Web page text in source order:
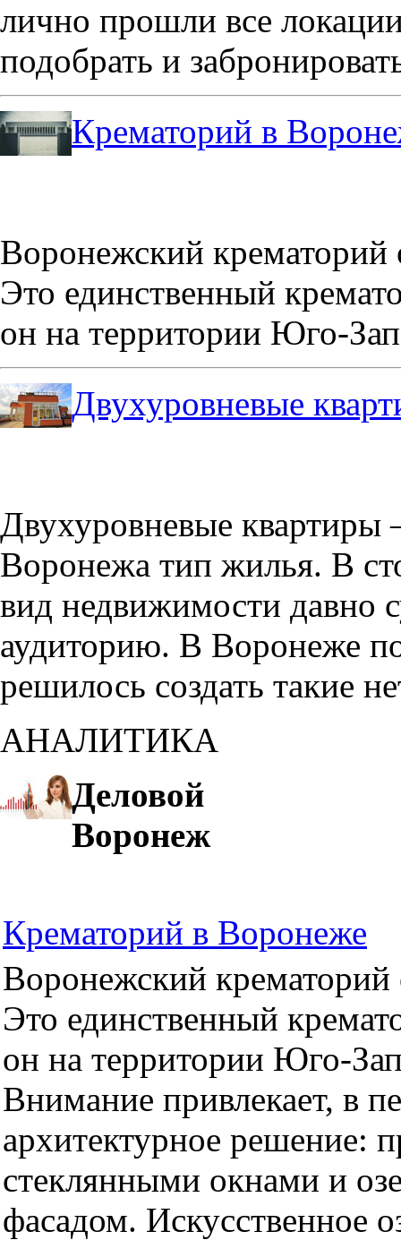
лично прошли все
подобрать и
Крематорий в
Воронежский крематорий
Это единственный
он на территории Юго-
Двухуровневые
Двухуровневые квартиры
Воронежа тип жилья. В
вид недвижимости давно
аудиторию. В Воронеже
решилось создать такие
АНАЛИТИКА
Деловой
Воронеж
Крематорий в Воронеже
Воронежский крематорий
Это единственный
он на территории Юго-
Внимание привлекает, в
архитектурное решение:
стеклянными окнами и
фасадом. Искусственное